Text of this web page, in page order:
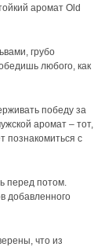
аромат Old
грубо
любого, как
победу за
аромат – тот,
познакомиться с
перед потом.
добавленного
что из